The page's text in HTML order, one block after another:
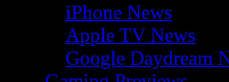
iPhone News
Apple TV News
Google Daydream